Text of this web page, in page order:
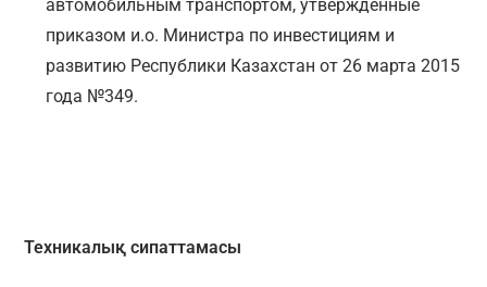
автомобильным транспортом, утвержденные
приказом и.о. Министра по инвестициям и
развитию Республики Казахстан от 26 марта 2015
года №349.
Техникалық сипаттамасы